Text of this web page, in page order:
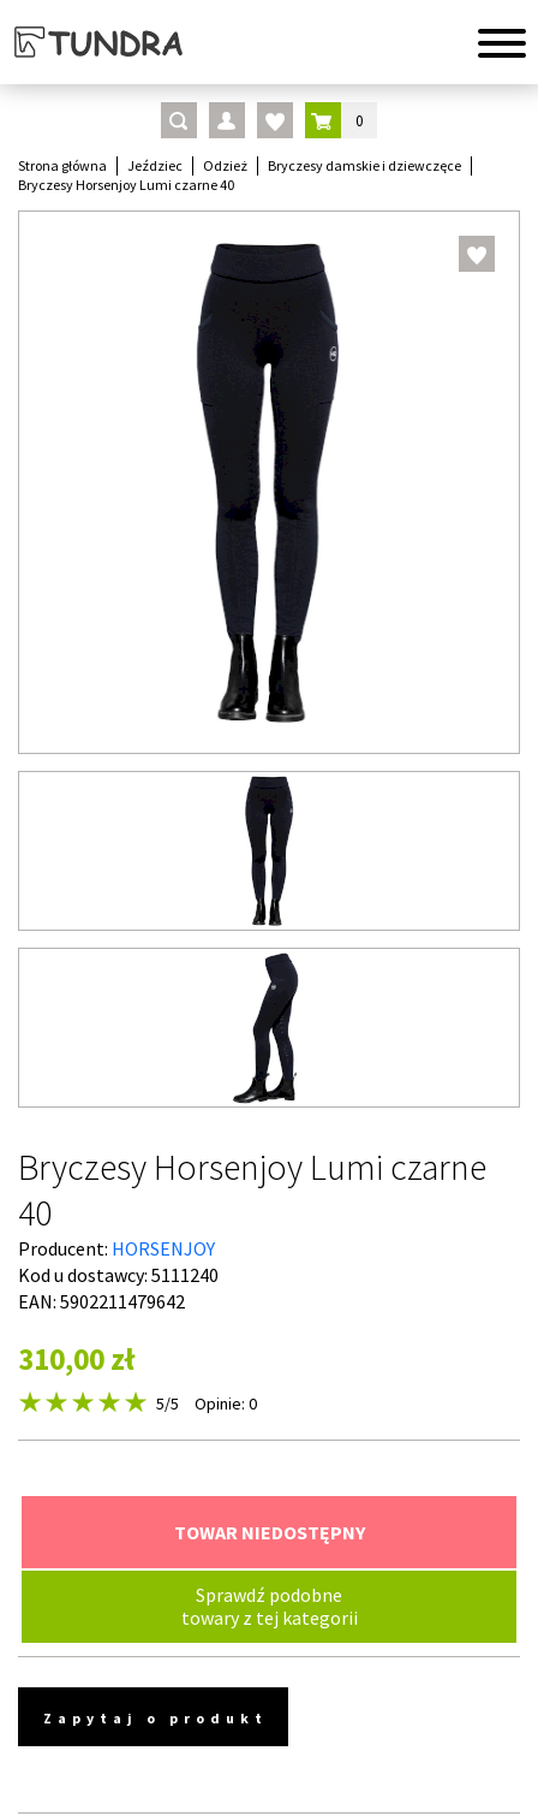
0
Strona główna Jeździec Odzież
Bryczesy damskie i dziewczęce
Bryczesy Horsenjoy Lumi czarne 40
Bryczesy Horsenjoy Lumi czarne
40
Producent: HORSENJOY
Kod u dostawcy: 5111240
EAN: 5902211479642
310,00 zł
5/5 Opinie: 0
TOWAR NIEDOSTĘPNY
Sprawdź podobne
towary z tej kategorii
Zapytaj o produkt